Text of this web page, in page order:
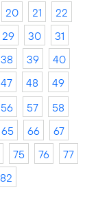
20 21
22
29 30
31
38 39
40
47 48
49
56 57
58
65 66
67
75 76
77
82